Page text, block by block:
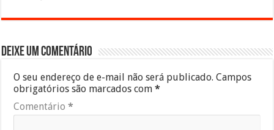
Deixe um comentário
O seu endereço de e-mail não será publicado. Campos
obrigatórios são marcados com*
Comentário*